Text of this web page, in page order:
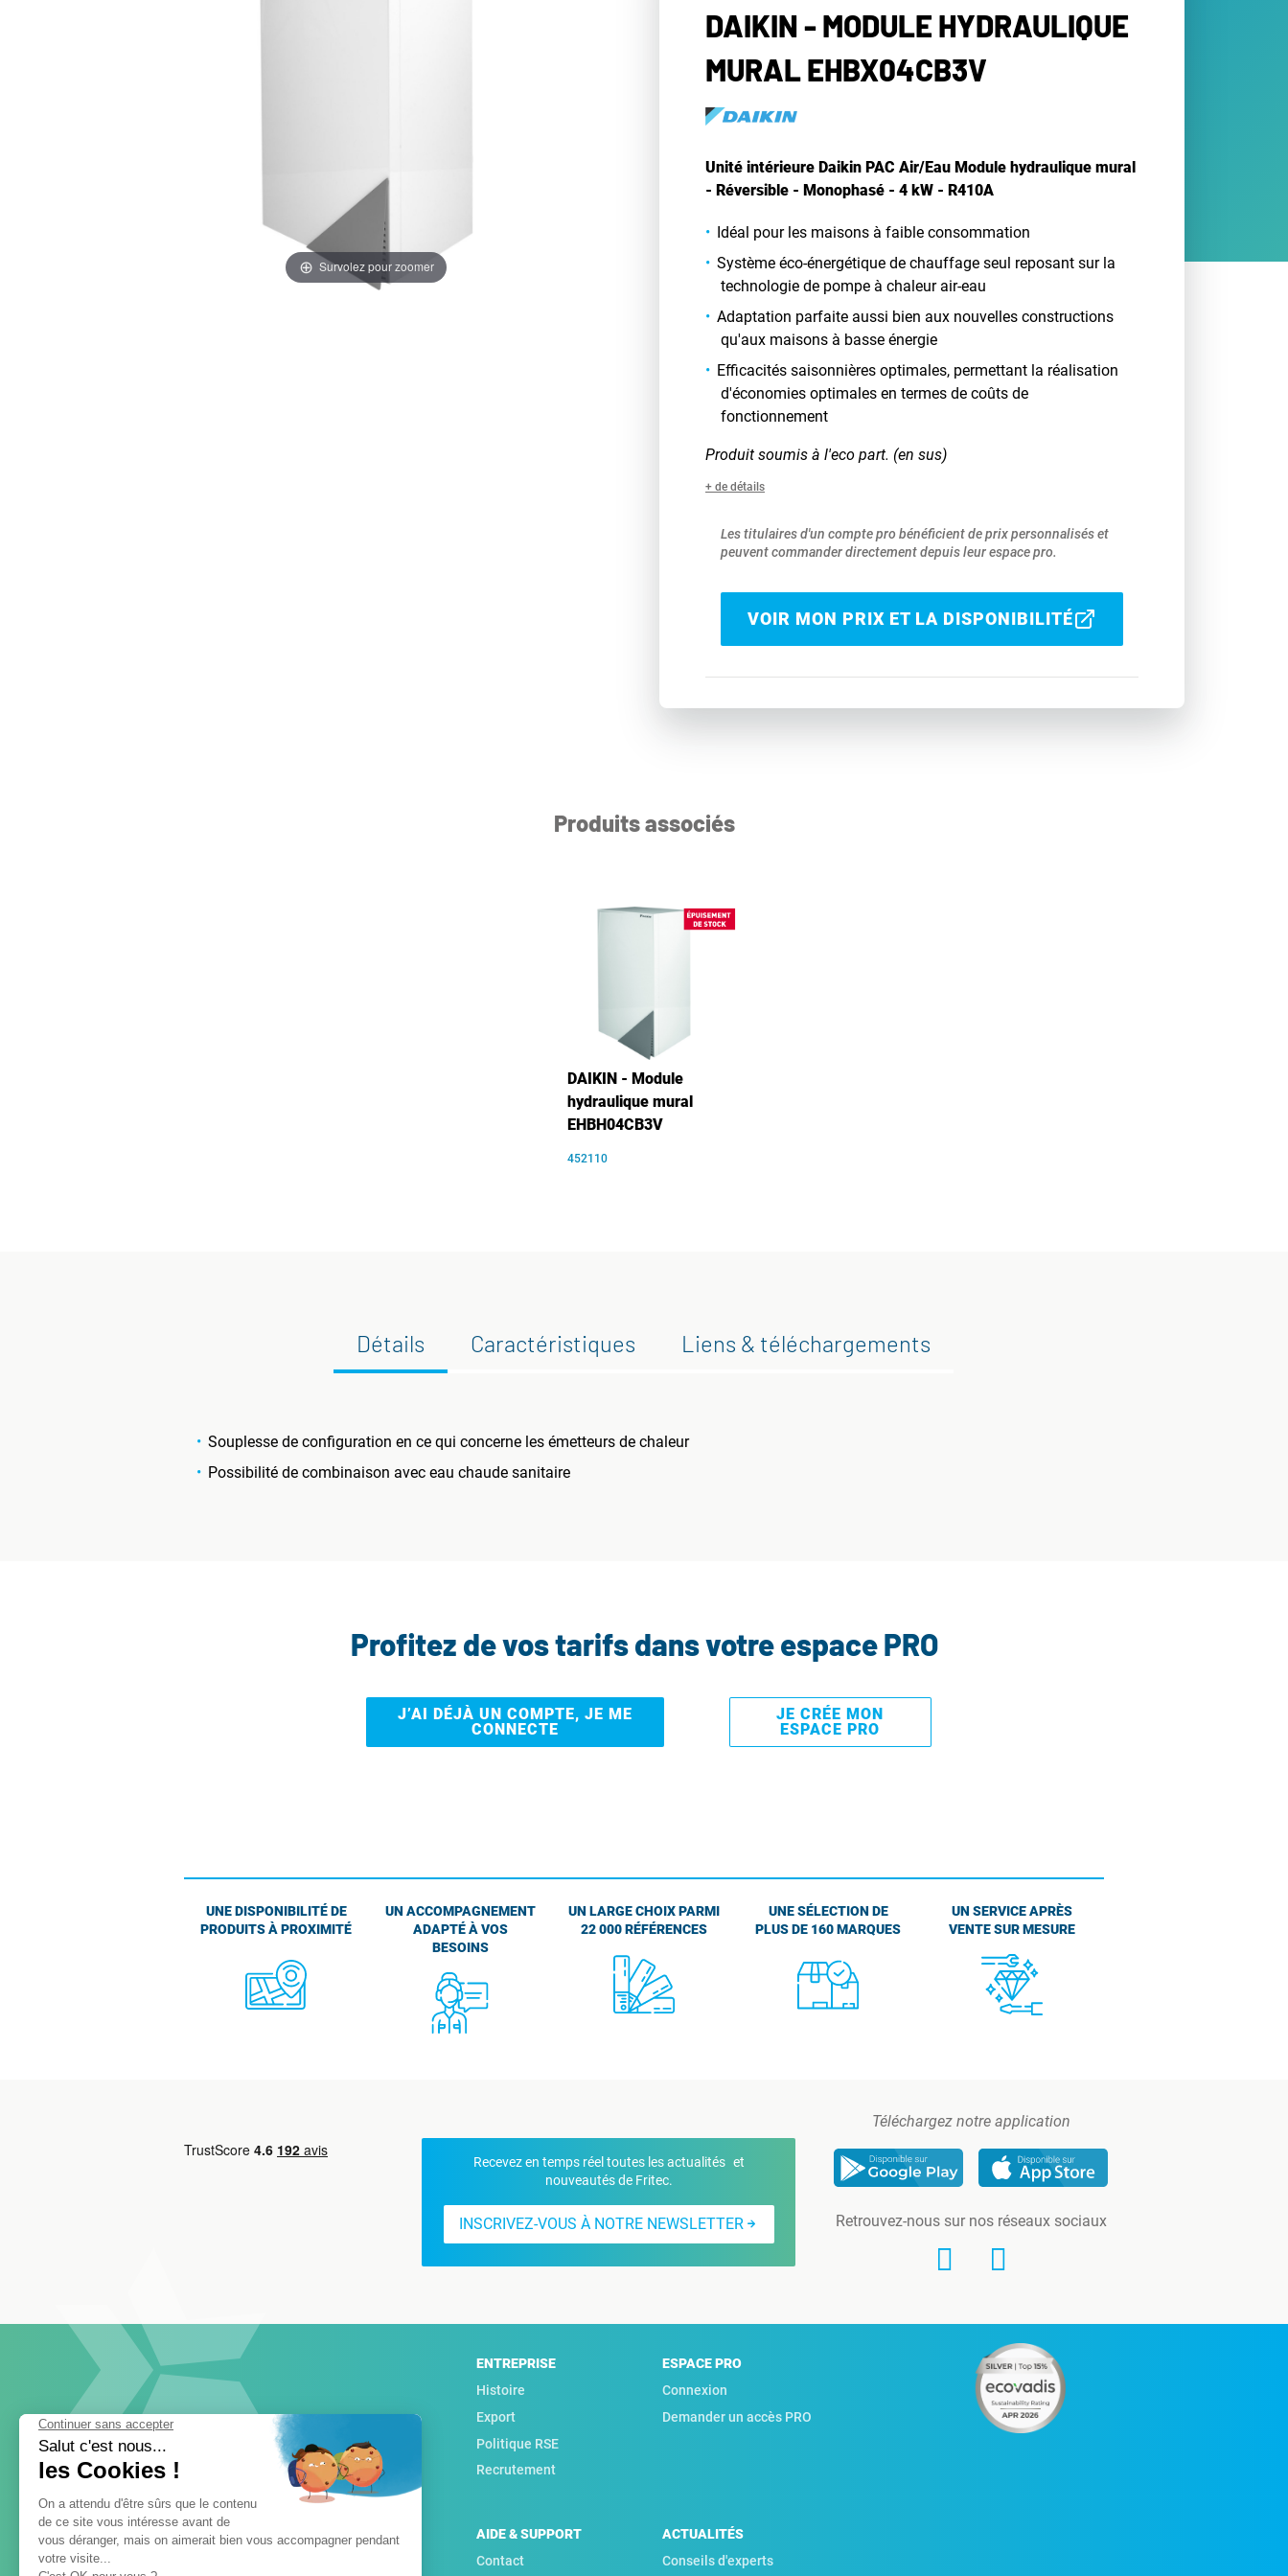
Survolez pour zoomer
DAIKIN - MODULE HYDRAULIQUE
MURAL EHBX04CB3V
Unité intérieure Daikin PAC Air/Eau Module hydraulique mural
- Réversible - Monophasé - 4 kW - R410A
Idéal pour les maisons à faible consommation
Système éco-énergétique de chauffage seul reposant sur la
technologie de pompe à chaleur air-eau
Adaptation parfaite aussi bien aux nouvelles constructions
qu'aux maisons à basse énergie
Efficacités saisonnières optimales, permettant la réalisation
d'économies optimales en termes de coûts de
fonctionnement
Produit soumis à l'eco part. (en sus)
+ de détails
Les titulaires d'un compte pro bénéficient de prix personnalisés et
peuvent commander directement depuis leur espace pro.
VOIR MON PRIX ET LA DISPONIBILITÉ
Produits associés
DAIKIN - Module
hydraulique mural
EHBH04CB3V
452110
Détails Caractéristiques Liens & téléchargements
Souplesse de configuration en ce qui concerne les émetteurs de chaleur
Possibilité de combinaison avec eau chaude sanitaire
Profitez de vos tarifs dans votre espace PRO
J’AI DÉJÀ UN COMPTE, JE ME
CONNECTE
JE CRÉE MON
ESPACE PRO
UNE DISPONIBILITÉ DE
PRODUITS À PROXIMITÉ
UN ACCOMPAGNEMENT
ADAPTÉ À VOS
BESOINS
UN LARGE CHOIX PARMI
22 000 RÉFÉRENCES
UNE SÉLECTION DE
PLUS DE 160 MARQUES
UN SERVICE APRÈS
VENTE SUR MESURE
Recevez en temps réel toutes les actualités et
nouveautés de Fritec.
INSCRIVEZ-VOUS À NOTRE NEWSLETTER
Téléchargez notre application
Retrouvez-nous sur nos réseaux sociaux
ENTREPRISE
Histoire
Export
Politique RSE
Recrutement
ESPACE PRO
Connexion
Demander un accès PRO
AIDE & SUPPORT
Contact
ACTUALITÉS
Conseils d'experts